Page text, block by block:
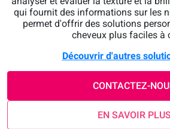
qui fournit des informations sur les
permet d'offrir des solutions
cheveux plus faciles à
Découvrir d'autres
CONTACTEZ-
EN SAVOIR PLUS